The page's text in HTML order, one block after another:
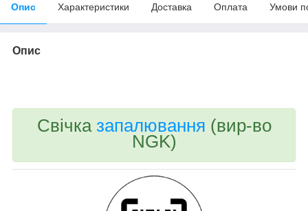
Опис Характеристики Доставка Оплата Умови
Опис
Свічка запалювання (вир-во
NGK)